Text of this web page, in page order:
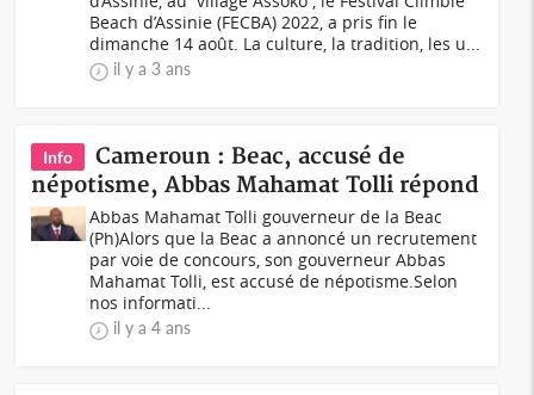
Beach d’Assinie (FECBA) 2022, a pris fin le
dimanche 14 août. La culture, la tradition, les u...
il y a 3 ans
Info
Cameroun : Beac, accusé de
népotisme, Abbas Mahamat Tolli répond
Abbas Mahamat Tolli gouverneur de la Beac
(Ph)Alors que la Beac a annoncé un recrutement
par voie de concours, son gouverneur Abbas
Mahamat Tolli, est accusé de népotisme.Selon
nos informati...
il y a 4 ans